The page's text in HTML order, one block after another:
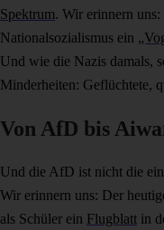
Spektrum. Wir erinnern
Nationalsozialismus ein
Und wie die Nazis damals,
Minderheiten: Geflüchtete,
Von AfD bis
Und die AfD ist nicht die
Wir erinnern uns: Der
als Schüler ein Flugblatt in